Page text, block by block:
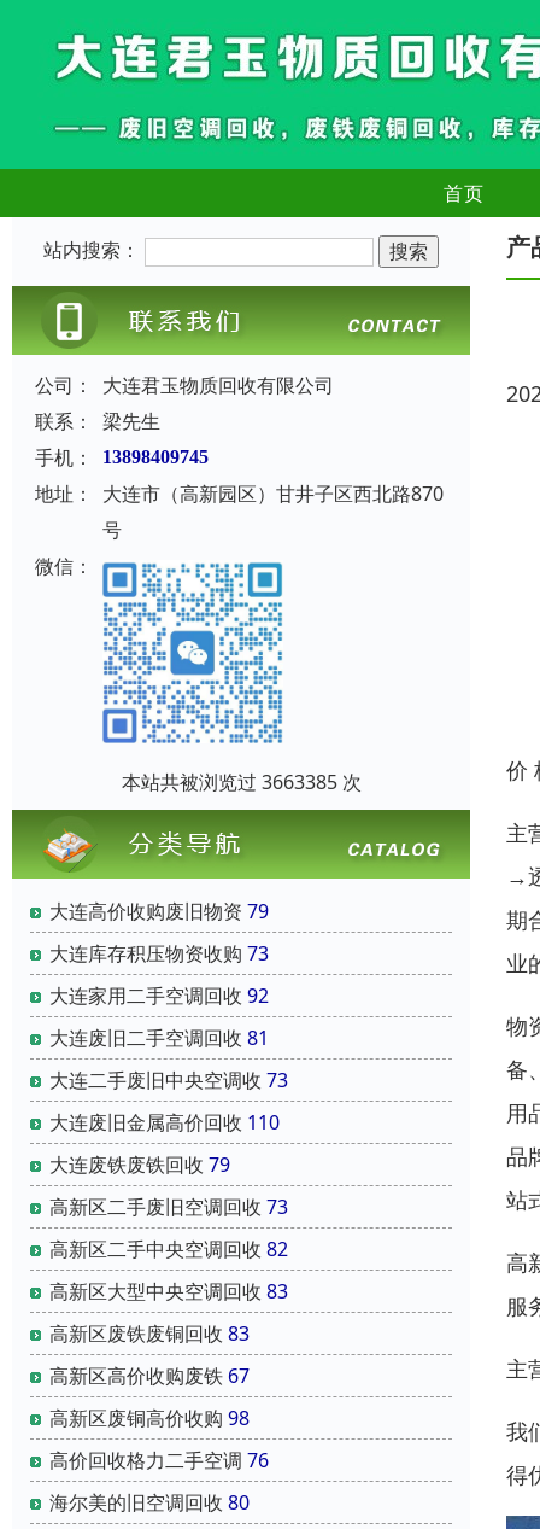
首页
站内搜索：
公司：
大连君玉物质回收有限公司
联系：
梁先生
手机：
13898409745
地址：
大连市（高新园区）甘井子区西北路870
号
微信：
本站共被浏览过 3663385 次
大连高价收购废旧物资 79
大连库存积压物资收购 73
大连家用二手空调回收 92
大连废旧二手空调回收 81
大连二手废旧中央空调收 73
大连废旧金属高价回收 110
大连废铁废铁回收 79
高新区二手废旧空调回收 73
高新区二手中央空调回收 82
高新区大型中央空调回收 83
高新区废铁废铜回收 83
高新区高价收购废铁 67
高新区废铜高价收购 98
高价回收格力二手空调 76
海尔美的旧空调回收 80
产
价
主
→
期
业
物
备
用
品
站
高
服
主
我
得